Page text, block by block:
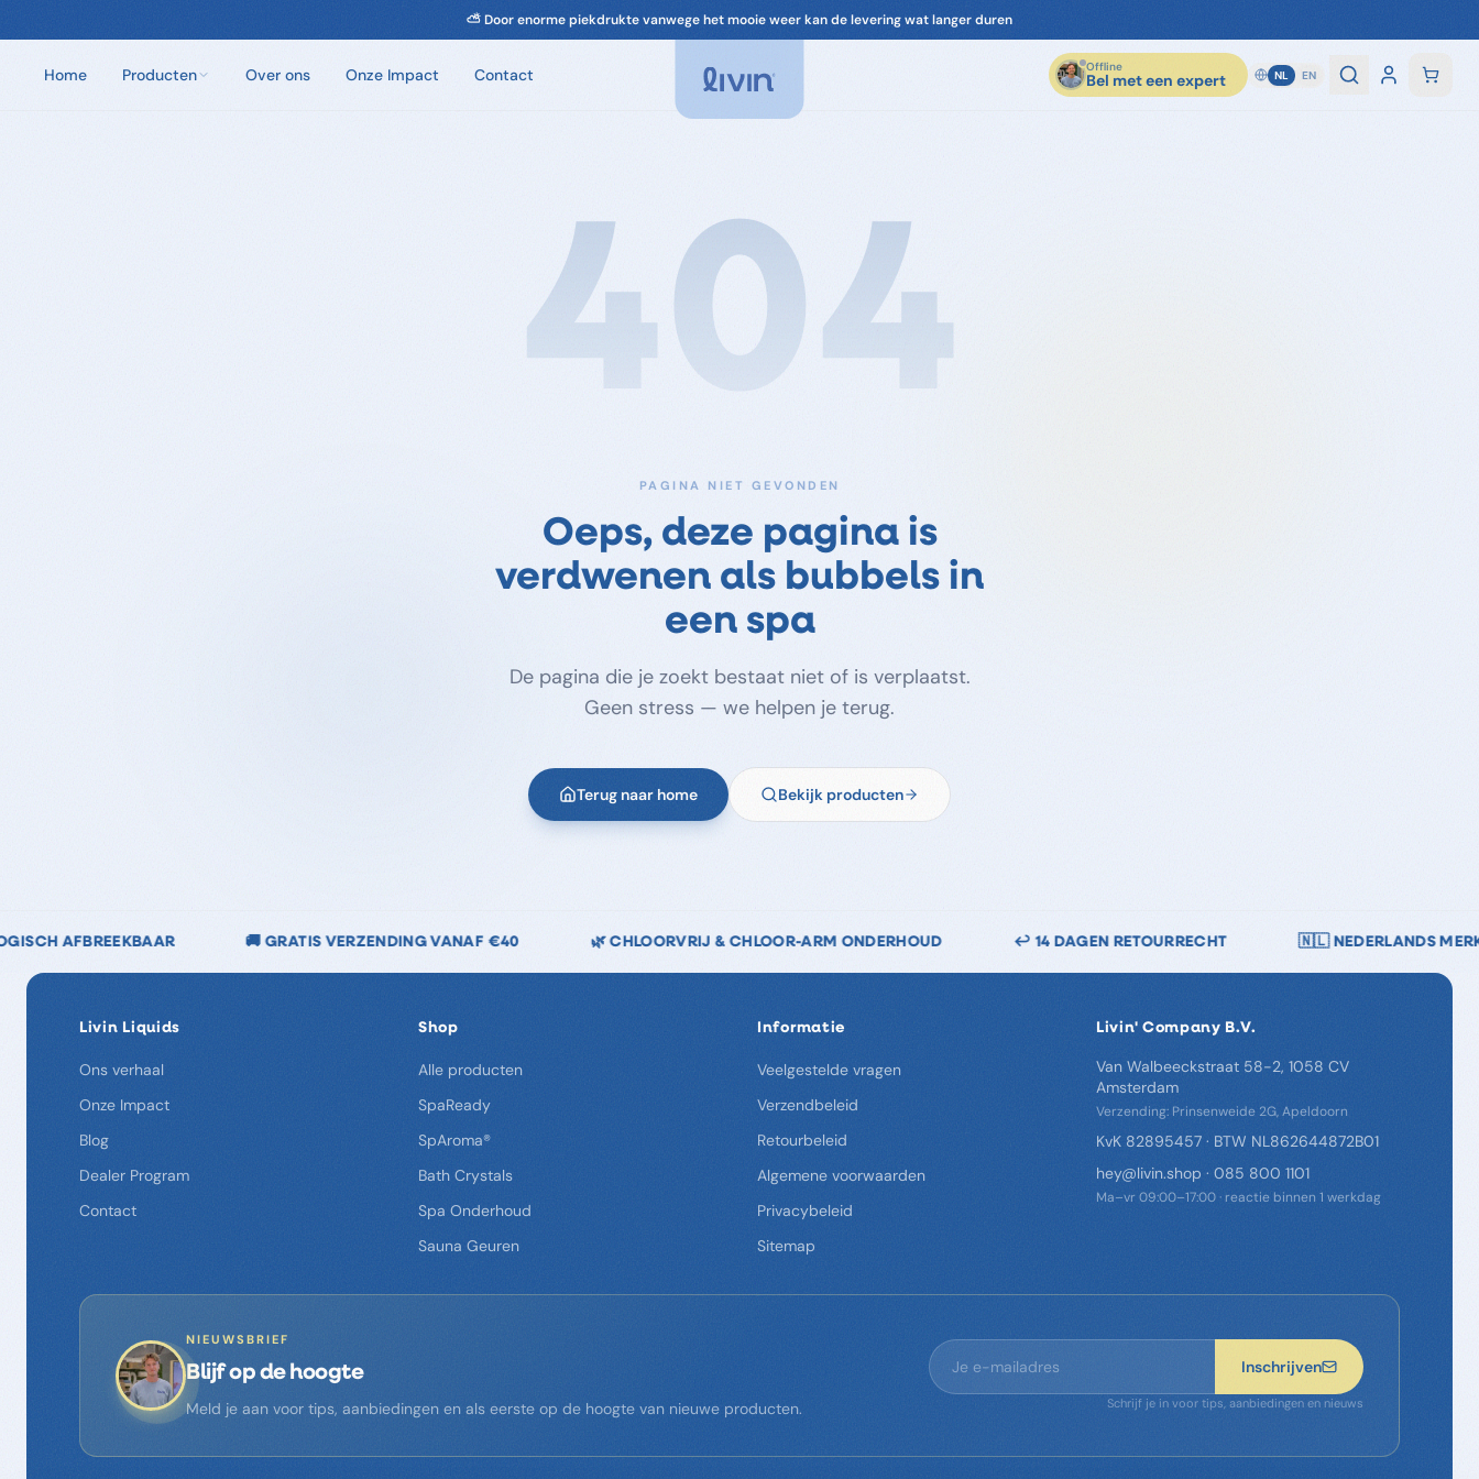
⛅ Door enorme piekdrukte vanwege het mooie weer kan de levering wat langer duren
Home Producten
Spa Onderhoud
Filter, leidingen, cover. Alles om je spa in
topconditie te houden.
Accessoires
Filters & onderdelen voor je spa
Over ons Onze Impact Contact Offline
Bel met een expert NL EN
404
PAGINA NIET GEVONDEN
Oeps, deze pagina is
verdwenen als bubbels in
een spa
De pagina die je zoekt bestaat niet of is verplaatst.
Geen stress — we helpen je terug.
Terug naar home Bekijk producten
VERZENDING VANAF €40 🌿 CHLOORVRIJ & CHLOOR-ARM ONDERHOUD ↩️ 14 DAGEN RETOURRECHT 🇳🇱 NEDERLANDS MERK 🔒 VEILIG BETALEN —
Livin Liquids
Ons verhaal
Onze Impact
Blog
Dealer Program
Contact
Shop
Alle producten
SpaReady
SpAroma®
Bath Crystals
Spa Onderhoud
Sauna Geuren
Informatie
Veelgestelde vragen
Verzendbeleid
Retourbeleid
Algemene voorwaarden
Privacybeleid
Sitemap
Livin' Company B.V.
Van Walbeeckstraat 58-2, 1058 CV
Amsterdam
Verzending: Prinsenweide 2G, Apeldoorn
KvK 82895457 · BTW NL862644872B01
hey@livin.shop · 085 800 1101
Ma–vr 09:00–17:00 · reactie binnen 1 werkdag
NIEUWSBRIEF
Blijf op de hoogte
Meld je aan voor tips, aanbiedingen en als eerste op de hoogte van nieuwe producten.
Inschrijven
Schrijf je in voor tips, aanbiedingen en nieuws